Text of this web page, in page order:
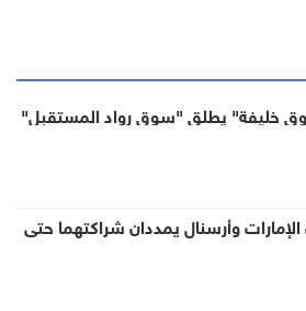
خليفة" يطلق "سوق رواد المستقبل"
وأرسنال يمددان شراكتهما حتى